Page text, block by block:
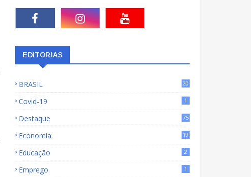
EDITORIAS
BRASIL
20
Covid-19 1
Destaque
75
Economia
19
Educação 2
Emprego 1